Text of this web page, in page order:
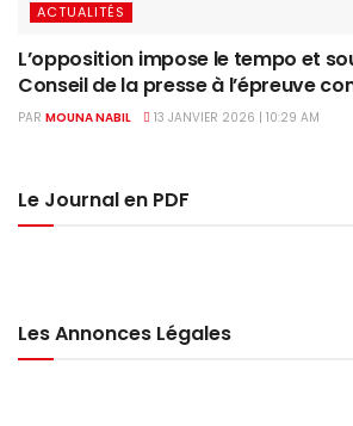
ACTUALITÉS
L’opposition impose le tempo et
Conseil de la presse à l’épreuve
PAR MOUNA NABIL 13 JANVIER 2026 | 10:29 AM
Le Journal en PDF
Les Annonces Légales